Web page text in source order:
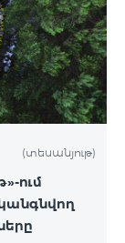
(տեսանյութ)
ում